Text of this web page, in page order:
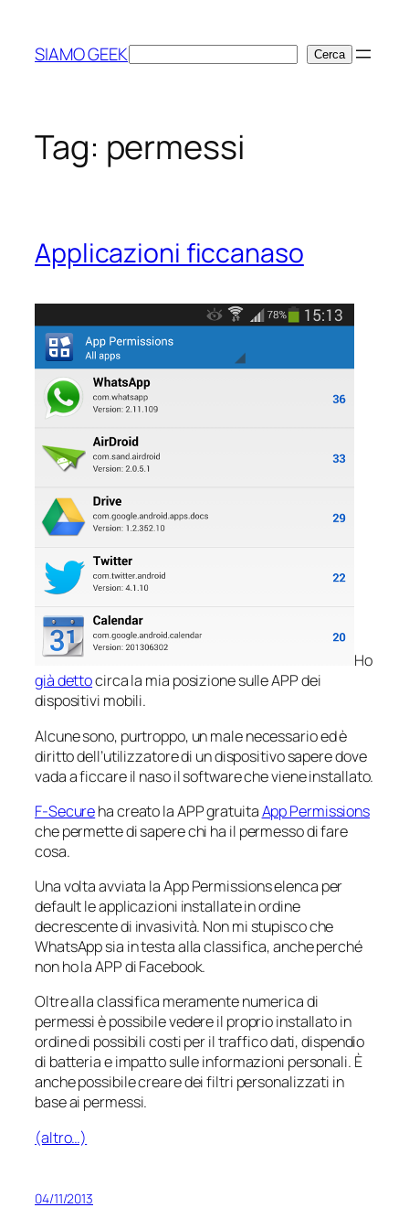
contenuto
SIAMO GEEKCerca Cerca
Tag: permessi
Applicazioni ficcanaso
Ho
già dettocirca la mia posizione sulleAPPdei
dispositivi mobili.
Alcune sono, purtroppo, un male necessario ed è
diritto dell’utilizzatore di un dispositivo sapere dove
vada a ficcare il naso il software che viene installato.
F-Secureha creato la APP gratuitaApp Permissions
che permette di sapere chi ha il permesso di fare
cosa.
Una volta avviata laApp Permissionselenca per
default le applicazioni installate in ordine
decrescente di invasività. Non mi stupisco che
WhatsApp sia in testa alla classifica, anche perché
non ho la APP di Facebook.
Oltre alla classifica meramente numerica di
permessi è possibile vedere il proprio installato in
ordine di possibili costi per il traffico dati, dispendio
di batteria e impatto sulle informazioni personali. È
anche possibile creare dei filtri personalizzati in
base ai permessi.
(altro…)
04/11/2013